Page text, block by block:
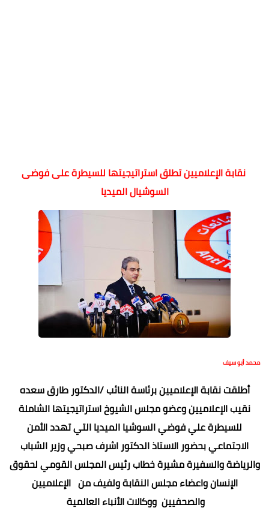
نقابة الإعلاميين تطلق استراتيجيتها للسيطرة على فوضى
السوشيال الميديا
محمد أبو سيف
أطلقت نقابة الإعلاميين برئاسة النائب /الدكتور طارق سعده
نقيب الإعلاميين وعضو مجلس الشيوخ استراتيجيتها الشاملة
للسيطرة علي فوضي السوشيا الميديا التي تهدد الأمن
الاجتماعي بحضور الاستاذ الدكتور اشرف صبحي وزير الشباب
والرياضة والسفيرة مشيرة خطاب رئيس المجلس القومي لحقوق
الإنسان واعضاء مجلس النقابة ولفيف من الإعلاميين
والصحفيين ووكالات الأنباء العالمية